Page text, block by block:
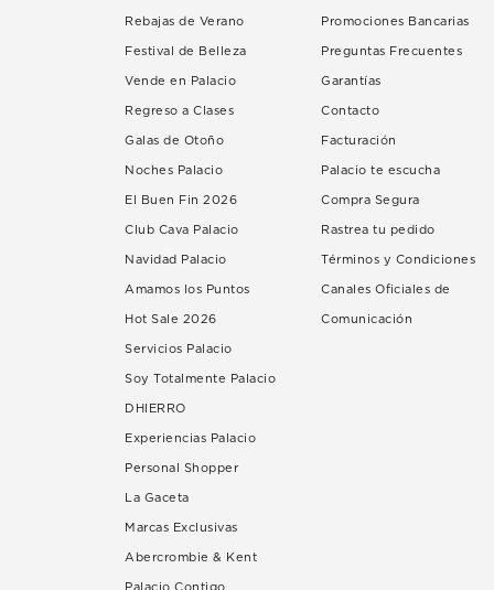
Rebajas de Verano
Festival de Belleza
Vende en Palacio
Regreso a Clases
Galas de Otoño
Noches Palacio
El Buen Fin 2026
Club Cava Palacio
Navidad Palacio
Amamos los Puntos
Hot Sale 2026
Servicios Palacio
Soy Totalmente Palacio
DHIERRO
Experiencias Palacio
Personal Shopper
La Gaceta
Marcas Exclusivas
Abercrombie & Kent
Palacio Contigo
Promociones Bancarias
Preguntas Frecuentes
Garantías
Contacto
Facturación
Palacio te escucha
Compra Segura
Rastrea tu pedido
Términos y Condiciones
Canales Oficiales de
Comunicación